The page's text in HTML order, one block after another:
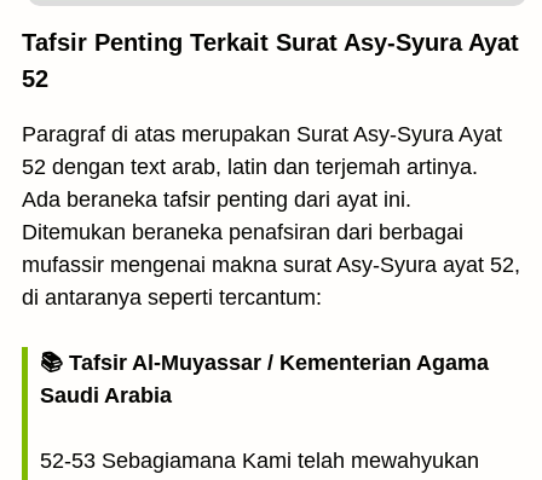
Tafsir Penting Terkait Surat Asy-Syura Ayat
52
Paragraf di atas merupakan Surat Asy-Syura Ayat
52 dengan text arab, latin dan terjemah artinya.
Ada beraneka tafsir penting dari ayat ini.
Ditemukan beraneka penafsiran dari berbagai
mufassir mengenai makna surat Asy-Syura ayat 52,
di antaranya seperti tercantum:
📚 Tafsir Al-Muyassar / Kementerian Agama
Saudi Arabia
52-53 Sebagiamana Kami telah mewahyukan